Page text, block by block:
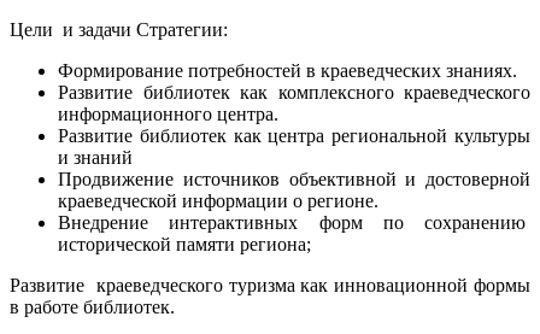
Цели и задачи Стратегии:
Формирование потребностей в краеведческих знаниях.
Развитие библиотек как комплексного краеведческого
информационного центра.
Развитие библиотек как центра региональной культуры
и знаний
Продвижение источников объективной и достоверной
краеведческой информации о регионе.
Внедрение интерактивных форм по сохранению
исторической памяти региона;
Развитие краеведческого туризма как инновационной формы
в работе библиотек.